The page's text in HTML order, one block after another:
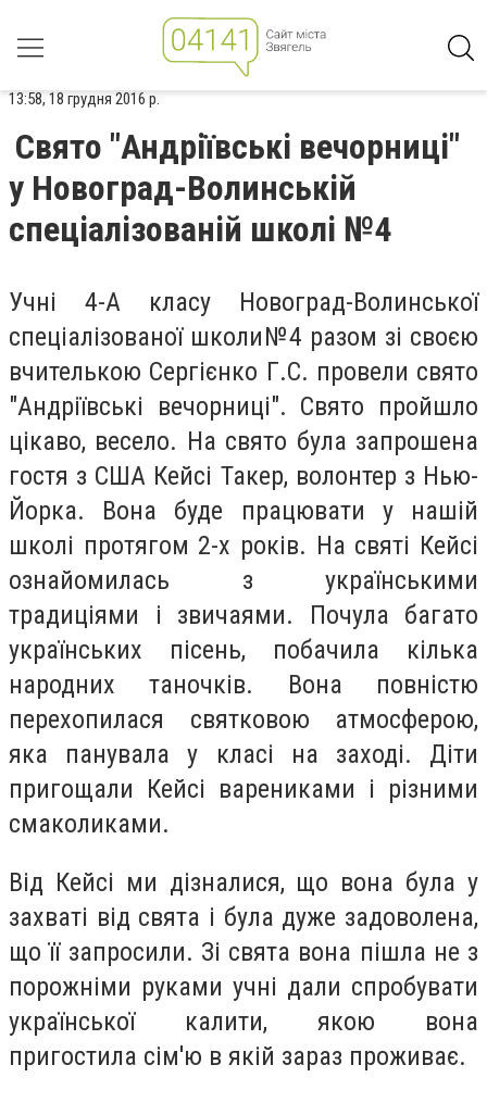
13:58, 18 грудня 2016 р.
Свято "Андріївські вечорниці"
у Новоград-Волинській
спеціалізованій школі №4
Учні 4-А класу Новоград-Волинської
спеціалізованої школи№4 разом зі своєю
вчителькою Сергієнко Г.С. провели свято
"Андріївські вечорниці". Свято пройшло
цікаво, весело. На свято була запрошена
гостя з США Кейсі Такер, волонтер з Нью-
Йорка. Вона буде працювати у нашій
школі протягом 2-х років. На святі Кейсі
ознайомилась з українськими
традиціями і звичаями. Почула багато
українських пісень, побачила кілька
народних таночків. Вона повністю
перехопилася святковою атмосферою,
яка панувала у класі на заході. Діти
пригощали Кейсі варениками і різними
смаколиками.
Від Кейсі ми дізналися, що вона була у
захваті від свята і була дуже задоволена,
що її запросили. Зі свята вона пішла не з
порожніми руками учні дали спробувати
української калити, якою вона
пригостила сім'ю в якій зараз проживає.